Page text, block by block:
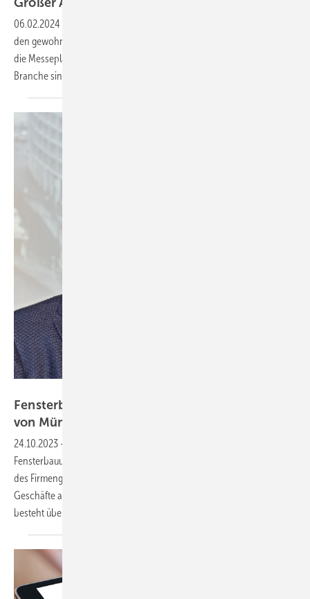
Großer Ausstellerzuspruch für BAU 2025
06.02.2024
den gewohnten Messerhythmus ein. Und schon jetzt prognostizieren
die Messeplaner voll belegte Messehallen. Wichtige Key-Player der
Branche sind
Fensterbauunternehmen Helmut Meeth wird
von Münchener Family Office
24.10.2023 -
Fensterbauunternehmen Helmut Meeth in Wittlich nicht mehr in Besitz
des Firmengründers. Helmut Meeth selbst hat sich entschieden, die
Geschäfte an ein Münchener „Family Office“ zu verkaufen. Klarheit
besteht über die künftigen Aufgaben des ehem.